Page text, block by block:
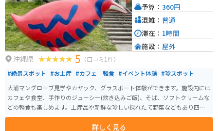
沖縄県 5 （口コミ1件）
#絶景スポット #お土産 #カフェ｜軽食 #イベント体験 #珍スポット
大浦マングローブ見学やカヤック、グラスボート体験ができます。施設内には
カフェや食堂、手作りのジューシー(炊き込みご飯)、そば、ソフトクリームな
どの軽食も楽しめます。土産品や新鮮な珍しい採れたて野菜などもあり四季
を通じて訪れたいスポットです。駐車場も広くて整備されています。マングロ
詳しく見る
予算： 360円
混雑： 普通
滞在： 1時間
施設： 屋外